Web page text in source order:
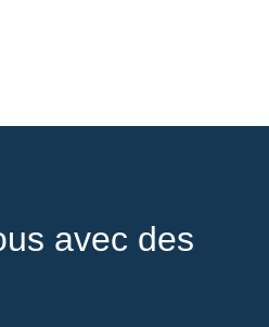
avec des